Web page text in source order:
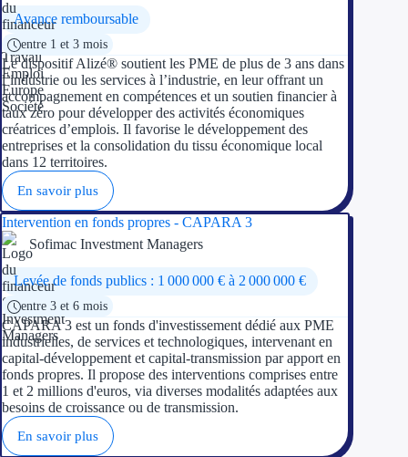
Recherche autonome
Accompagnement
Nos guides
Nos partenaires
Contactez-nous
Avance remboursable
entre 1 et 3 mois
Le dispositif Alizé® soutient les PME de plus de 3 ans dans
l’industrie ou les services à l’industrie, en leur offrant un
accompagnement en compétences et un soutien financier à
taux zéro pour développer des activités économiques
créatrices d’emplois. Il favorise le développement des
entreprises et la consolidation du tissu économique local
dans 12 territoires.
En savoir plus
Intervention en fonds propres - CAPARA 3
Sofimac Investment Managers
Levée de fonds publics : 1 000 000 € à 2 000 000 €
entre 3 et 6 mois
CAPARA 3 est un fonds d'investissement dédié aux PME
industrielles, de services et technologiques, intervenant en
capital-développement et capital-transmission par apport en
fonds propres. Il propose des interventions comprises entre
1 et 2 millions d'euros, via diverses modalités adaptées aux
besoins de croissance ou de transmission.
En savoir plus